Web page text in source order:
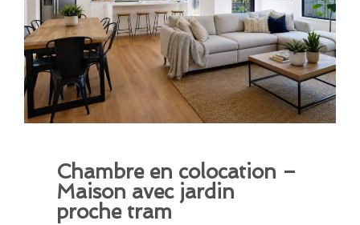
Chambre en colocation –
Maison avec jardin
proche tram